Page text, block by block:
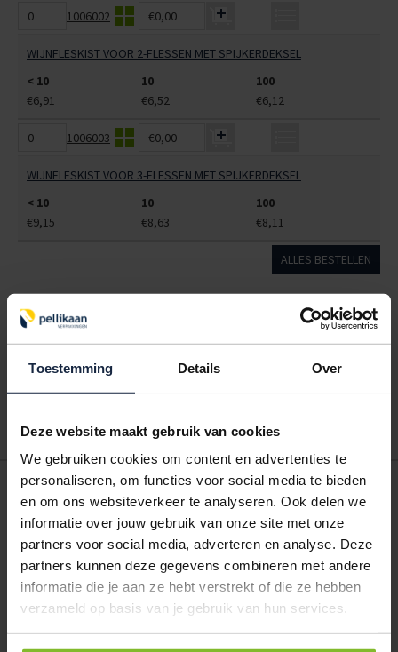
Toestemming Details Over
Deze website maakt gebruik van cookies
We gebruiken cookies om content en advertenties te
personaliseren, om functies voor social media te bieden
en om ons websiteverkeer te analyseren. Ook delen we
informatie over jouw gebruik van onze site met onze
partners voor social media, adverteren en analyse. Deze
partners kunnen deze gegevens combineren met andere
informatie die je aan ze hebt verstrekt of die ze hebben
verzameld op basis van je gebruik van hun services.
1006002 €0,00
WIJNFLESKIST VOOR 2-FLESSEN MET SPIJKERDEKSEL
< 10
10
100
€6,91
€6,52 €6,12
1006003 €0,00
WIJNFLESKIST VOOR 3-FLESSEN MET SPIJKERDEKSEL
< 10
10
100
€9,15
€8,63 €8,11
ALLES BESTELLEN
Hoe werkt een bestellijst?
Wanneer u bent ingelogd, kunt u een eigen bestellijst maken.
Gebruik bestel- en offertelijsten om eenvoudig en snel producten
POSTDOOS BEDRUKKEN
Voor een veilige verzending
VOOR BOEKEN TOT ONDERDELEN
EXTRA STEVIG